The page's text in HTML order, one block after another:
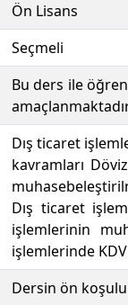
Ön Lisans
Seçmeli
Bu ders ile
Dış ticaret
kavramları
Dış ticaret
işlemlerinin
işlemlerinde KDV
Dersin ön